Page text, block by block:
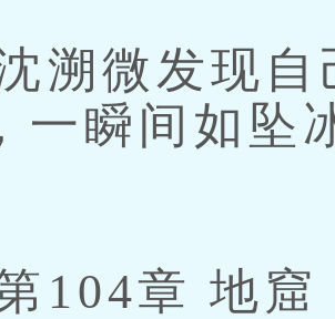
微发现自
一瞬间如坠
章 地窟